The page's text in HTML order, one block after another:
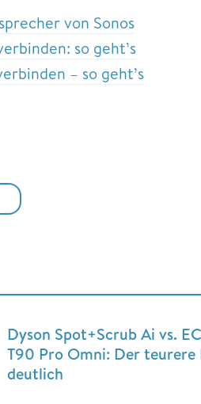
von Sonos
so geht’s
– so geht’s
Dyson Spot+Scrub Ai vs.
T90 Pro Omni: Der
deutlich